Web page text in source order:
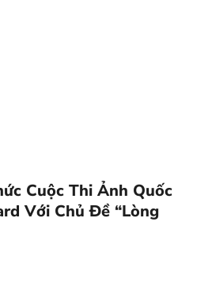
Cuộc Thi Ảnh Quốc
Với Chủ Đề “Lòng